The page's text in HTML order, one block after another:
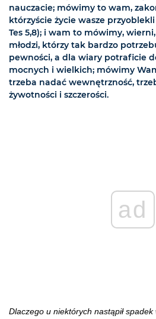
nauczacie; mówimy to wam,
którzyście życie wasze
Tes 5,8); i wam to mówimy,
młodzi, którzy tak bardzo
pewności, a dla wiary potraficie
mocnych i wielkich; mówimy
trzeba nadać wewnętrzność,
żywotności i szczerości.
ad
Dlaczego u niektórych nastąpił spadek